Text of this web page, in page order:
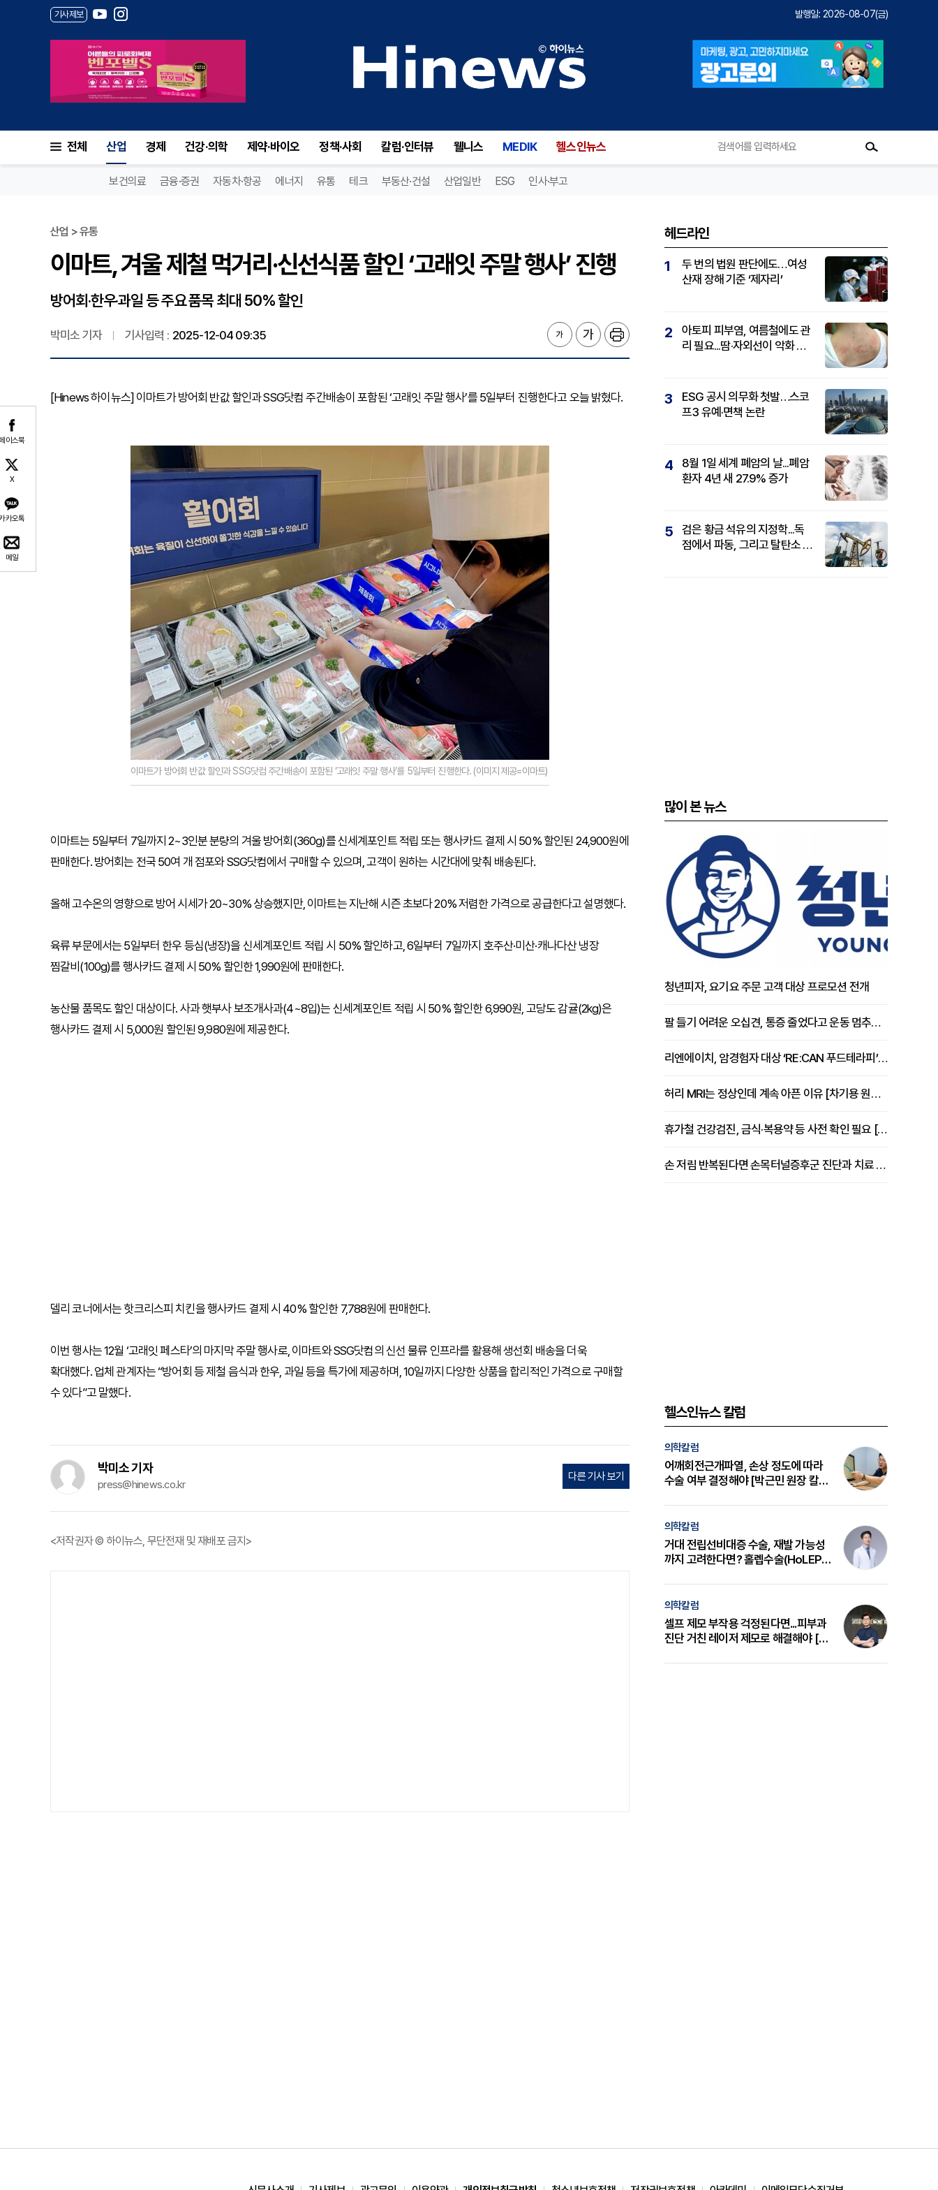
기사제보 발행일: 2026-08-07(금)
전체 산업 경제 건강·의학 제약·바이오 정책·사회 칼럼·인터뷰 웰니스 MEDIK 헬스인뉴스
보건의료 금융·증권 자동차·항공 에너지 유통 테크 부동산·건설 산업일반 ESG 인사·부고
이스북
X
카오톡
메일
산업 > 유통
이마트, 겨울 제철 먹거리·신선식품 할인 ‘고래잇 주말 행사’ 진행
방어회·한우·과일 등 주요 품목 최대 50% 할인
박미소 기자 기사입력 : 2025-12-04 09:35
[Hinews 하이뉴스] 이마트가 방어회 반값 할인과 SSG닷컴 주간배송이 포함된 ‘고래잇 주말 행사’를 5일부터 진행한다고 오늘 밝혔다.
이마트가 방어회 반값 할인과 SSG닷컴 주간배송이 포함된 ‘고래잇 주말 행사’를 5일부터 진행한다. (이미지 제공=이마트)
이마트는 5일부터 7일까지 2~3인분 분량의 겨울 방어회(360g)를 신세계포인트 적립 또는 행사카드 결제 시 50% 할인된 24,900원에
판매한다. 방어회는 전국 50여 개 점포와 SSG닷컴에서 구매할 수 있으며, 고객이 원하는 시간대에 맞춰 배송된다.
올해 고수온의 영향으로 방어 시세가 20~30% 상승했지만, 이마트는 지난해 시즌 초보다 20% 저렴한 가격으로 공급한다고 설명했다.
육류 부문에서는 5일부터 한우 등심(냉장)을 신세계포인트 적립 시 50% 할인하고, 6일부터 7일까지 호주산·미산·캐나다산 냉장
찜갈비(100g)를 행사카드 결제 시 50% 할인한 1,990원에 판매한다.
농산물 품목도 할인 대상이다. 사과 햇부사 보조개사과(4~8입)는 신세계포인트 적립 시 50% 할인한 6,990원, 고당도 감귤(2kg)은
행사카드 결제 시 5,000원 할인된 9,980원에 제공한다.
델리 코너에서는 핫크리스피 치킨을 행사카드 결제 시 40% 할인한 7,788원에 판매한다.
이번 행사는 12월 ‘고래잇 페스타’의 마지막 주말 행사로, 이마트와 SSG닷컴의 신선 물류 인프라를 활용해 생선회 배송을 더욱
확대했다. 업체 관계자는 “방어회 등 제철 음식과 한우, 과일 등을 특가에 제공하며, 10일까지 다양한 상품을 합리적인 가격으로 구매할
수 있다”고 말했다.
박미소 기자
press@hinews.co.kr
다른 기사 보기
<저작권자 © 하이뉴스, 무단전재 및 재배포 금지>
헤드라인
1
두 번의 법원 판단에도…여성
산재 장해 기준 ‘제자리’
2
아토피 피부염, 여름철에도 관
리 필요...땀·자외선이 악화 요
3
ESG 공시 의무화 첫발…스코
프3 유예·면책 논란
4
8월 1일 세계 폐암의 날...폐암
환자 4년 새 27.9% 증가
5
검은 황금 석유의 지정학...독
점에서 파동, 그리고 탈탄소 패
많이 본 뉴스
청년피자, 요기요 주문 고객 대상 프로모션 전개
팔 들기 어려운 오십견, 통증 줄었다고 운동 멈추면 안 되는 이유 [이병욱 원장 칼럼]
리엔에이치, 암경험자 대상 ‘RE:CAN 푸드테라피’ 운영
허리 MRI는 정상인데 계속 아픈 이유 [차기용 원장 칼럼]
휴가철 건강검진, 금식·복용약 등 사전 확인 필요 [정도감 원장 칼럼]
손 저림 반복된다면 손목터널증후군 진단과 치료 시기 살펴야 [김동현 원장 칼럼]
헬스인뉴스 칼럼
의학칼럼
어깨회전근개파열, 손상 정도에 따라
수술 여부 결정해야 [박근민 원장 칼
의학칼럼
거대 전립선비대증 수술, 재발 가능성
까지 고려한다면? 홀렙수술(HoLEP)
의학칼럼
셀프 제모 부작용 걱정된다면...피부과
진단 거친 레이저 제모로 해결해야 [변